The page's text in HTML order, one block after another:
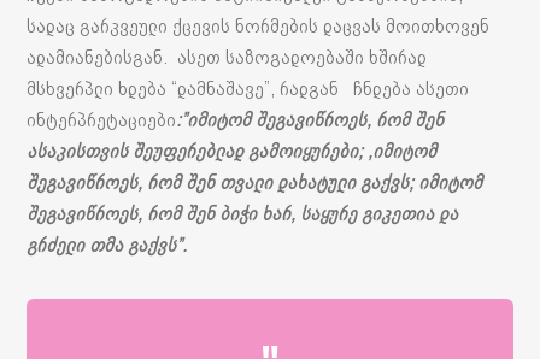
სადაც გარკვეული ქცევის ნორმების დაცვას მოითხოვენ
ადამიანებისგან. ასეთ საზოგადოებაში ხშირად
მსხვერპლი ხდება “დამნაშავე”, რადგან ჩნდება ასეთი
ინტერპრეტაციები:”იმიტომ შეგავიწროეს, რომ შენ
ასაკისთვის შეუფერებლად გამოიყურები; ,იმიტომ
შეგავიწროეს, რომ შენ თვალი დახატული გაქვს; იმიტომ
შეგავიწროეს, რომ შენ ბიჭი ხარ, საყურე გიკეთია და
გრძელი თმა გაქვს”.